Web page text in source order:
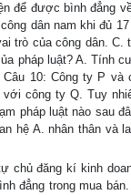
để được bình đẳng
dân nam khi đủ
trò của công dân.
pháp luật? A.
Câu 10: Công ty P
công ty Q. Tuy
pháp luật nào sau
hệ A. nhân thân
chủ đăng kí kinh
đẳng trong mua